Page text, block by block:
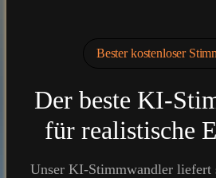
Bester kostenloser
Der beste KI-
für realistische
Unser KI-Stimmwandler liefert